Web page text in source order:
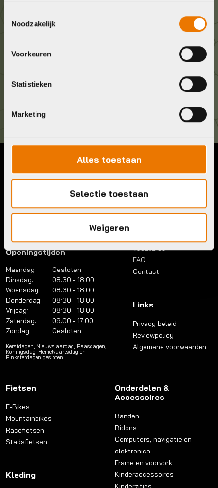
Noodzakelijk
Voorkeuren
Statistieken
Marketing
Alles toestaan
Selectie toestaan
Weigeren
036 5304422
Kom langs!
Contact
036 5304422
info@bykestore.nl
Adres:
Brouwerstraat 8B
Openingstijden
Maandag:
Gesloten
Dinsdag:
08:30 - 18:00
Woensdag:
08:30 - 18:00
Donderdag:
08:30 - 18:00
Vrijdag:
08:30 - 18:00
Zaterdag:
09:00 - 17:00
Zondag:
Gesloten
Kerstdagen, Nieuwsjaardag, Paasdagen,
Koningsdag, Hemelvaartsdag en
Pinksterdagen gesloten.
Service pakket
Vacatures
FAQ
Contact
Links
Privacy beleid
Reviewpolicy
Algemene voorwaarden
Fietsen
E-Bikes
Mountainbikes
Racefietsen
Stadsfietsen
Kleding
Onderdelen &
Accessoires
Banden
Bidons
Computers, navigatie en
elektronica
Frame en voorvork
Kinderaccessoires
Kinderzitjes